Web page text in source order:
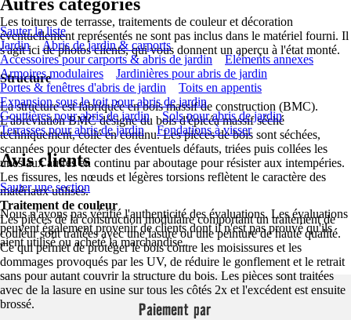
Les toitures de terrasse, traitements de couleur et décoration
éventuellement représentés ne sont pas inclus dans le matériel fourni. Il
s'agit ici de photos clients, qui vous donnent un aperçu à l'état monté.
Structure
La structure est fabriquée en bois massif de construction (BMC).
L'abréviation BMC désigne du bois d'épicéa massif séché
techniquement, collé en continu. Les pièces de bois sont séchées,
scannées pour détecter des éventuels défauts, triées puis collées les
unes aux autres en continu par aboutage pour résister aux intempéries.
Les fissures, les nœuds et légères torsions reflètent le caractère des
matériaux utilisés.
Traitement de couleur
Les pièces de la construction modulaire comportant un traitement de
couleur sont traitées avec une lasure ou une peinture de haute qualité.
Ce qui permet de protéger le bois contre les moisissures et les
dommages provoqués par les UV, de réduire le gonflement et le retrait
sans pour autant couvrir la structure du bois. Les pièces sont traitées
avec de la lasure en usine sur tous les côtés 2x et l'excédent est ensuite
brossé.
Sauter la liste
Jardin
Abris de jardin & carports
Accessoires pour carports & abris de jardin
Eléments annexes
Armoires modulaires
Jardinières pour abris de jardin
Portes & fenêtres d'abris de jardin
Toits en appentis
Expansion sous le toit pour abris de jardin
Gouttières pour abris de jardin
Sols pour abris de jardin
Terrasses pour abris de jardin
Fondations à visser
Avis clients
Sauter une section
Nous n'avons pas vérifié l'authenticité des évaluations. Les évaluations
peuvent également provenir de clients dont il n'est pas prouvé qu'ils
aient utilisé ou acheté la marchandise.
Paiement par